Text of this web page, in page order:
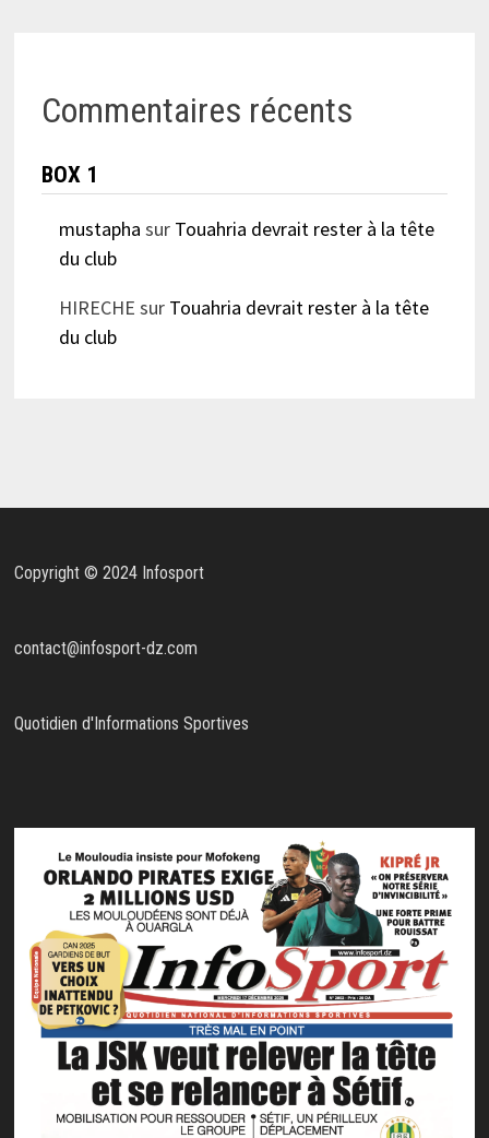
Commentaires récents
BOX 1
mustapha sur Touahria devrait rester à la tête
du club
HIRECHE sur Touahria devrait rester à la tête
du club
Copyright © 2024 Infosport
contact@infosport-dz.com
Quotidien d'Informations Sportives